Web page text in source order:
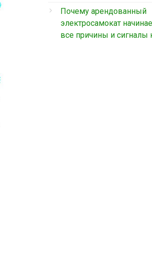
Почему арендованный
электросамокат
все причины и сигналы